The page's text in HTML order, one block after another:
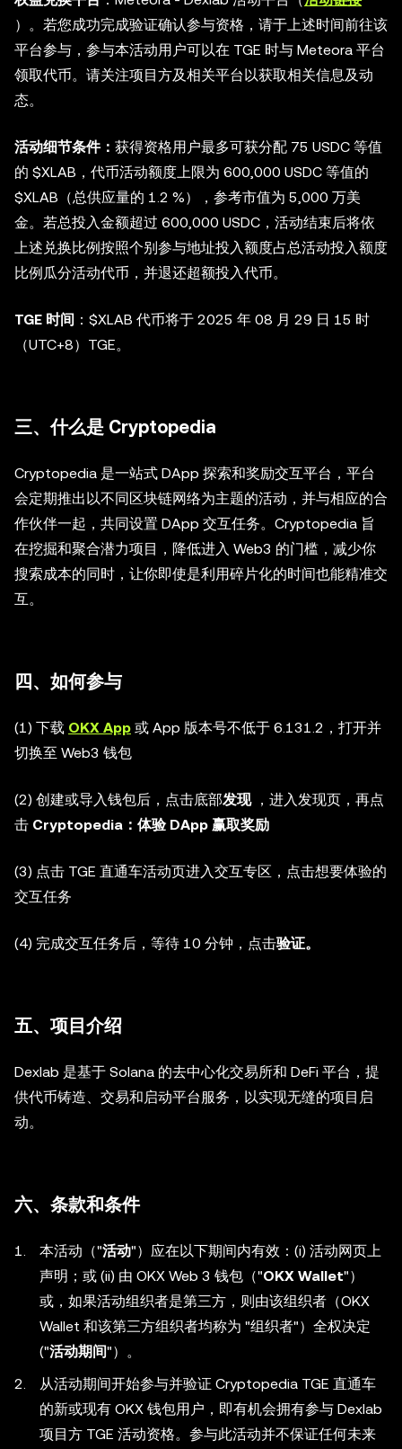
）。若您成功完成验证确认参与资格，请于上述时间前往该
平台参与，参与本活动用户可以在 TGE 时与 Meteora 平台
领取代币。请关注项目方及相关平台以获取相关信息及动
态。
活动细节条件： 获得资格用户最多可获分配 75 USDC 等值
的 $XLAB，代币活动额度上限为 600,000 USDC 等值的
$XLAB（总供应量的 1.2 %），参考市值为 5,000 万美
金。若总投入金额超过 600,000 USDC，活动结束后将依
上述兑换比例按照个别参与地址投入额度占总活动投入额度
比例瓜分活动代币，并退还超额投入代币。
TGE 时间 ：$XLAB 代币将于 2025 年 08 月 29 日 15 时
（UTC+8）TGE。
三、什么是 Cryptopedia
Cryptopedia 是一站式 DApp 探索和奖励交互平台，平台
会定期推出以不同区块链网络为主题的活动，并与相应的合
作伙伴一起，共同设置 DApp 交互任务。Cryptopedia 旨
在挖掘和聚合潜力项目，降低进入 Web3 的门槛，减少你
搜索成本的同时，让你即使是利用碎片化的时间也能精准交
互。
四、如何参与
(1) 下载 OKX App 或 App 版本号不低于 6.131.2，打开并
切换至 Web3 钱包
(2) 创建或导入钱包后，点击底部发现，进入发现页，再点
击 Cryptopedia：体验 DApp 赢取奖励
(3) 点击 TGE 直通车活动页进入交互专区，点击想要体验的
交互任务
(4) 完成交互任务后，等待 10 分钟，点击验证。
五、项目介绍
Dexlab 是基于 Solana 的去中心化交易所和 DeFi 平台，提
供代币铸造、交易和启动平台服务，以实现无缝的项目启
动。
六、条款和条件
本活动（"活动"）应在以下期间内有效：(i) 活动网页上
声明；或 (ii) 由 OKX Web 3 钱包（"OKX Wallet"）
或，如果活动组织者是第三方，则由该组织者（OKX
Wallet 和该第三方组织者均称为 "组织者"）全权决定
("活动期间"）。
从活动期间开始参与并验证 Cryptopedia TGE 直通车
的新或现有 OKX 钱包用户，即有机会拥有参与 Dexlab
项目方 TGE 活动资格。参与此活动并不保证任何未来